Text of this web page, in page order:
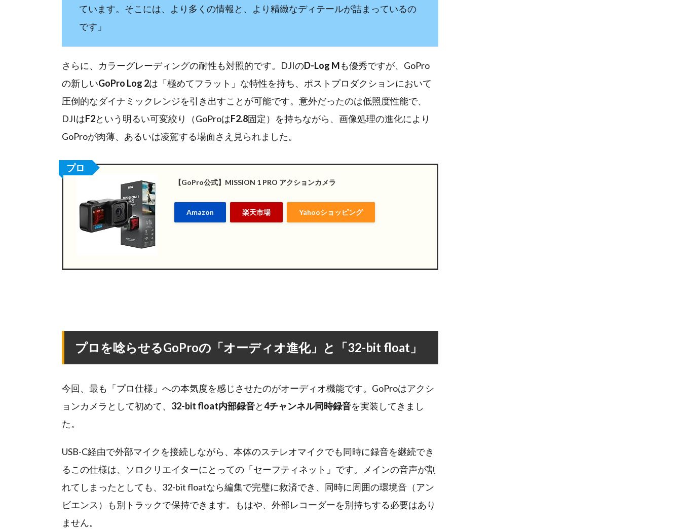
ています。そこには、より多くの情報と、より精緻なディテールが詰まっているの
です」
さらに、カラーグレーディングの耐性も対照的です。DJIのD-Log Mも優秀ですが、GoPro
の新しいGoPro Log 2は「極めてフラット」な特性を持ち、ポストプロダクションにおいて
圧倒的なダイナミックレンジを引き出すことが可能です。意外だったのは低照度性能で、
DJIはF2という明るい可変絞り（GoProはF2.8固定）を持ちながら、画像処理の進化により
GoProが肉薄、あるいは凌駕する場面さえ見られました。
【GoPro公式】MISSION 1 PRO アクションカメラ
Amazon 楽天市場 Yahooショッピング
プロ
プロを唸らせるGoProの「オーディオ進化」と「32-bit float」
今回、最も「プロ仕様」への本気度を感じさせたのがオーディオ機能です。GoProはアクシ
ョンカメラとして初めて、 32-bit float内部録音と4チャンネル同時録音を実装してきまし
た。
USB-C経由で外部マイクを接続しながら、本体のステレオマイクでも同時に録音を継続でき
るこの仕様は、ソロクリエイターにとっての「セーフティネット」です。メインの音声が割
れてしまったとしても、32-bit floatなら編集で完璧に救済でき、同時に周囲の環境音（アン
ビエンス）も別トラックで保持できます。もはや、外部レコーダーを別持ちする必要はあり
ません。